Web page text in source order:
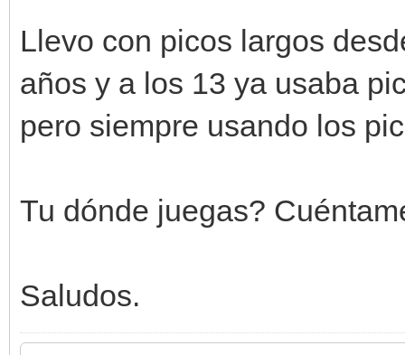
Llevo con picos largos
años y a los 13 ya usaba
pero siempre usando los
Tu dónde juegas?
Saludos.